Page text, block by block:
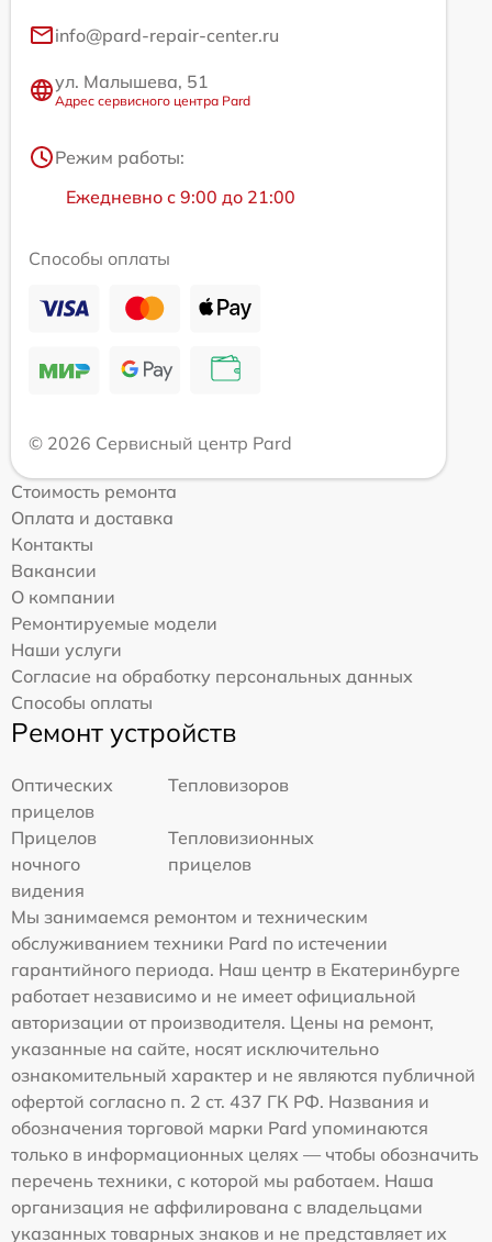
info@pard-repair-center.ru
ул. Малышева, 51
Адрес сервисного центра Pard
Режим работы:
Ежедневно с 9:00 до 21:00
Способы оплаты
© 2026 Сервисный центр Pard
Стоимость ремонта
Оплата и доставка
Контакты
Вакансии
О компании
Ремонтируемые модели
Наши услуги
Согласие на обработку персональных данных
Способы оплаты
Ремонт устройств
Оптических
прицелов
Тепловизоров
Прицелов
ночного
видения
Тепловизионных
прицелов
Мы занимаемся ремонтом и техническим
обслуживанием техники Pard по истечении
гарантийного периода. Наш центр в Екатеринбурге
работает независимо и не имеет официальной
авторизации от производителя. Цены на ремонт,
указанные на сайте, носят исключительно
ознакомительный характер и не являются публичной
офертой согласно п. 2 ст. 437 ГК РФ. Названия и
обозначения торговой марки Pard упоминаются
только в информационных целях — чтобы обозначить
перечень техники, с которой мы работаем. Наша
организация не аффилирована с владельцами
указанных товарных знаков и не представляет их